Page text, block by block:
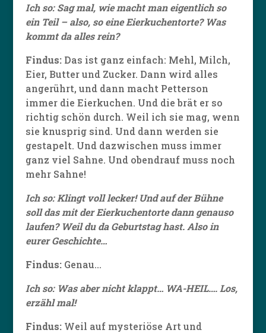
Ich so: Sag mal, wie macht man eigentlich so
ein Teil – also, so eine Eierkuchentorte? Was
kommt da alles rein?
Findus:Das ist ganz einfach: Mehl, Milch,
Eier, Butter und Zucker. Dann wird alles
angerührt, und dann macht Petterson
immer die Eierkuchen. Und die brät er so
richtig schön durch. Weil ich sie mag, wenn
sie knusprig sind. Und dann werden sie
gestapelt. Und dazwischen muss immer
ganz viel Sahne. Und obendrauf muss noch
mehr Sahne!
Ich so: Klingt voll lecker! Und auf der Bühne
soll das mit der Eierkuchentorte dann genauso
laufen? Weil du da Geburtstag hast. Also in
eurer Geschichte…
Findus: Genau…
Ich so: Was aber nicht klappt… WA-HEIL…. Los,
erzähl mal!
Findus:Weil auf mysteriöse Art und